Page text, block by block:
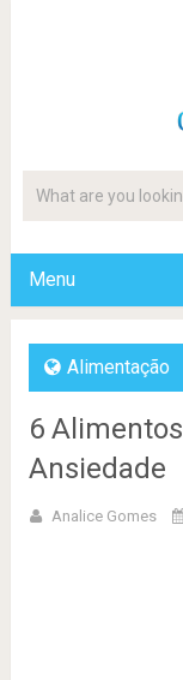
Menu
Alimentação
6
Ansiedade
Analice Gomes